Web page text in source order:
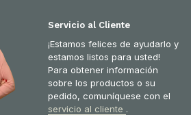
Servicio al Cliente
¡Estamos felices de ayudarlo y
estamos listos para usted!
Para obtener información
sobre los productos o su
pedido, comuníquese con el
servicio al cliente .